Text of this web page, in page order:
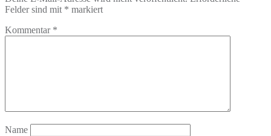
Felder sind mit * markiert
Kommentar *
Name